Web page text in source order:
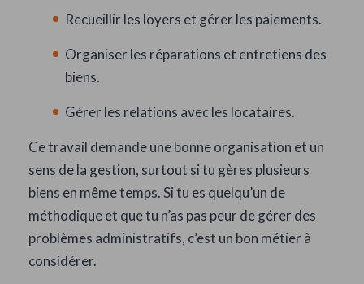
Recueillir les loyers et gérer les paiements.
Organiser les réparations et entretiens des
biens.
Gérer les relations avec les locataires.
Ce travail demande une bonne organisation et un
sens de la gestion, surtout si tu gères plusieurs
biens en même temps. Si tu es quelqu’un de
méthodique et que tu n’as pas peur de gérer des
problèmes administratifs, c’est un bon métier à
considérer.